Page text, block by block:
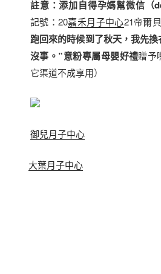
註意：添加自得孕媽幫微信（
記號：20嘉禾月子中心21帝爾
跑回來的時候到了秋天，我先換
沒事。”意粉專屬母嬰好禮贈予
它渠道不成享用）
御兒月子中心
大葉月子中心